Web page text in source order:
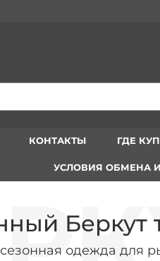
КОНТАКТЫ ГДЕ
УСЛОВИЯ ОБМЕНА
Беркут
одежда для